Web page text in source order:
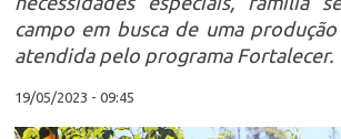
campo em busca de uma
atendida pelo programa Fortalecer.
19/05/2023 - 09:45